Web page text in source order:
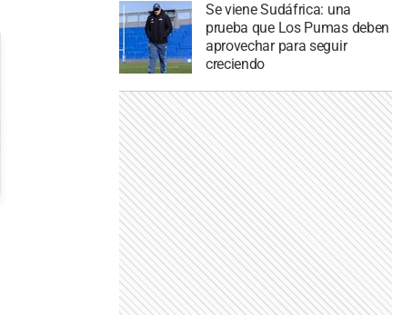
Se viene Sudáfrica: una
prueba que Los Pumas deben
aprovechar para seguir
creciendo